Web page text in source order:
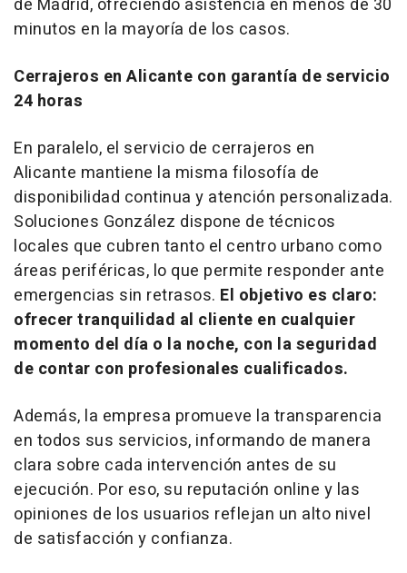
de Madrid, ofreciendo asistencia en menos de 30
minutos en la mayoría de los casos.
Cerrajeros en Alicante con garantía de servicio
24 horas
En paralelo, el servicio de cerrajeros en
Alicante mantiene la misma filosofía de
disponibilidad continua y atención personalizada.
Soluciones González dispone de técnicos
locales que cubren tanto el centro urbano como
áreas periféricas, lo que permite responder ante
emergencias sin retrasos. El objetivo es claro:
ofrecer tranquilidad al cliente en cualquier
momento del día o la noche, con la seguridad
de contar con profesionales cualificados.
Además, la empresa promueve la transparencia
en todos sus servicios, informando de manera
clara sobre cada intervención antes de su
ejecución. Por eso, su reputación online y las
opiniones de los usuarios reflejan un alto nivel
de satisfacción y confianza.